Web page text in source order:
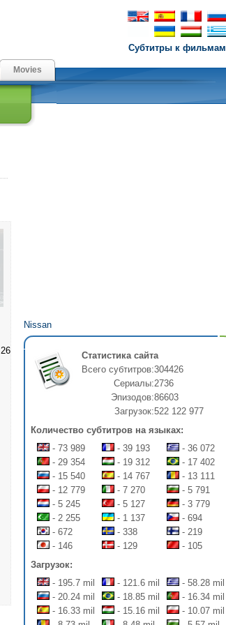
Субтитры к фильмам
Movies
FLUX
Nissan
Статистика сайта
Всего субтитров:304426
Сериалы:2736
Эпизодов:86603
Загрузок:522 122 977
Количество субтитров на языках:
- 73 989
- 39 193
- 36 072
- 29 354
- 19 312
- 17 402
- 15 540
- 14 767
- 13 111
- 12 779
- 7 270
- 5 791
- 5 245
- 5 127
- 3 779
- 2 255
- 1 137
- 694
- 672
- 338
- 219
- 146
- 129
- 105
Загрузок:
- 195.7 mil
- 121.6 mil
- 58.28 mil
- 20.24 mil
- 18.85 mil
- 16.34 mil
- 16.33 mil
- 15.16 mil
- 10.07 mil